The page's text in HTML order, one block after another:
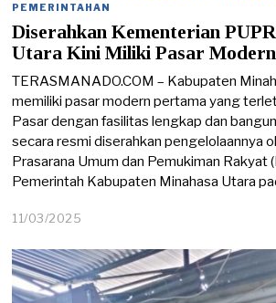
PEMERINTAHAN
Diserahkan Kementerian
Utara Kini Miliki Pasar Modern
TERASMANADO.COM – Kabupaten
memiliki pasar modern pertama yang
Pasar dengan fasilitas lengkap dan
secara resmi diserahkan pengelolaannya
Prasarana Umum dan Pemukiman Rakyat
Pemerintah Kabupaten Minahasa Utara
11/03/2025
/
0
3